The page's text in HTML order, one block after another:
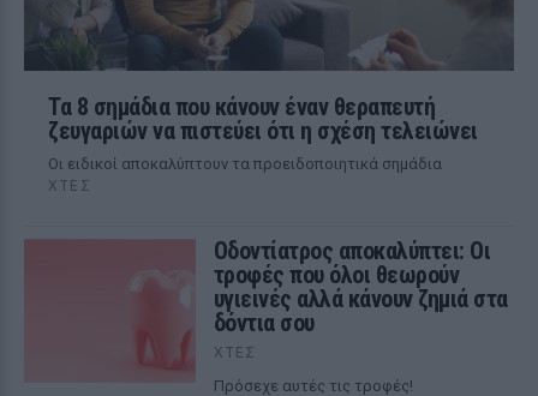
Τα 8 σημάδια που κάνουν έναν θεραπευτή
ζευγαριών να πιστεύει ότι η σχέση τελειώνει
Οι ειδικοί αποκαλύπτουν τα προειδοποιητικά σημάδια
ΧΤΕΣ
Οδοντίατρος αποκαλύπτει: Οι
τροφές που όλοι θεωρούν
υγιεινές αλλά κάνουν ζημιά στα
δόντια σου
ΧΤΕΣ
Πρόσεχε αυτές τις τροφές!